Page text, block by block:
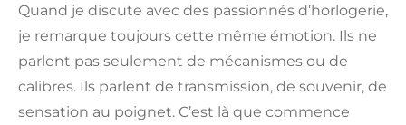
Quand je discute avec des passionnés d’horlogerie,
je remarque toujours cette même émotion. Ils ne
parlent pas seulement de mécanismes ou de
calibres. Ils parlent de transmission, de souvenir, de
sensation au poignet. C’est là que commence